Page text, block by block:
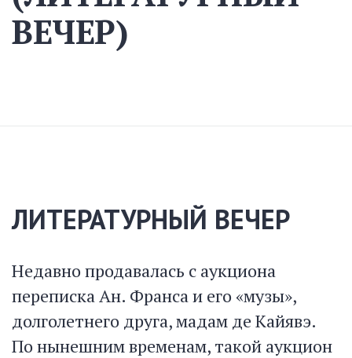
ВЕЧЕР)
ЛИТЕРАТУРНЫЙ ВЕЧЕР
Недавно продавалась с аукциона
переписка Ан. Франса и его «музы»,
долголетнего друга, мадам де Кайявэ.
По нынешним временам, такой аукцион